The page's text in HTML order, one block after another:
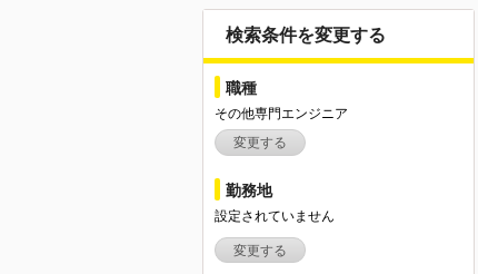
検索条件を変更する
職種
その他専門エンジニア
変更する
勤務地
設定されていません
変更する